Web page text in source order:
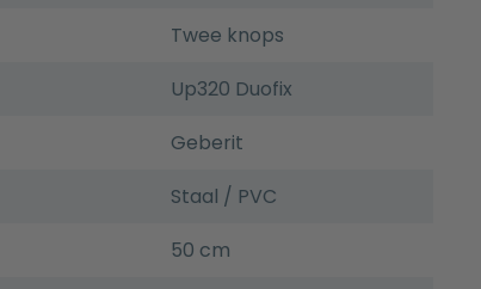
Twee knops
Up320 Duofix
Geberit
Staal / PVC
50 cm